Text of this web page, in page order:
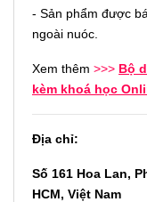
- Sản phẩm được
ngoài nuóc.
Xem thêm >>> Bộ
kèm khoá học
Địa chỉ:
Số 161 Hoa Lan,
HCM, Việt Nam